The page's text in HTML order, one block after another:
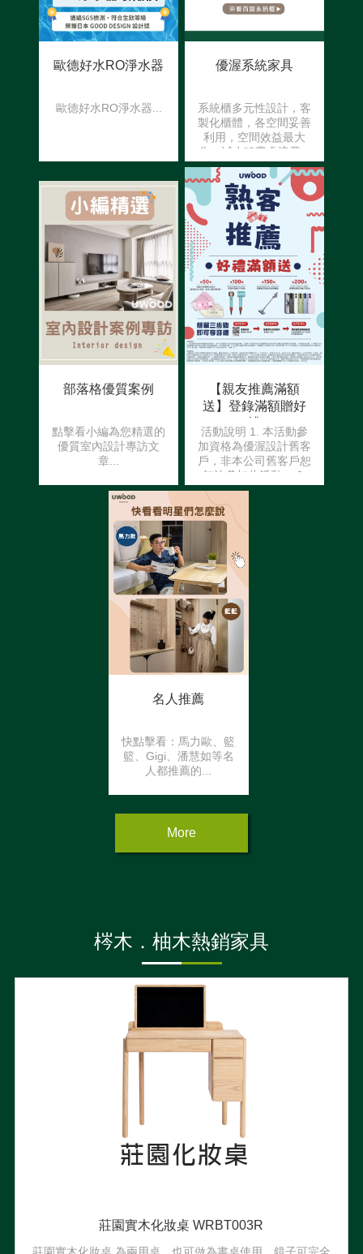
歐德好水RO淨水器
歐德好水RO淨水器...
優渥系統家具
系統櫃多元性設計，客
製化櫃體，各空間妥善
利用，空間效益最大
化，減少畸零處浪費...
部落格優質案例
點擊看小編為您精選的
優質室內設計專訪文
章...
【親友推薦滿額
送】登錄滿額贈好
活動說明 1. 本活動參
加資格為優渥設計舊客
戶，非本公司舊客戶恕
無法參加此活動。 2.
舊客戶(推薦者)需於被
推薦者尚未簽約前至官
網完成【推薦資料】登
錄，方可參加本活動。
名人推薦
快點擊看：馬力歐、籃
籃、Gigi、潘慧如等名
人都推薦的...
More
梣木．柚木熱銷家具
莊園實木化妝桌 WRBT003R